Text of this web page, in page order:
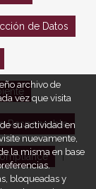
de Datos
Responsable
archivo de
vez que visita
su actividad en
nuevamente,
la misma en base
bloqueadas y